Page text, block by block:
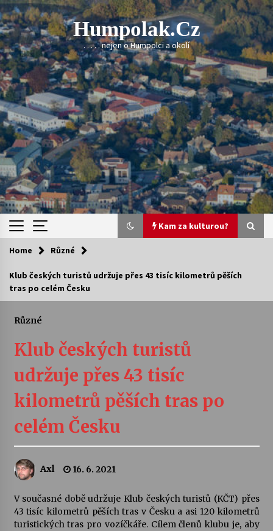
Skip
to
content
Humpolak.cz
. . . . . nejen o Humpolci a okolí
Kam za kulturou?
Kam za kulturou?
Vernisáž výstavy Josefíny Duškové: Stávám se
kapkou
30. 7. 2026
Veselí muzikanti
30. 7. 2026
šedesátka: 28. 7.–1. 8. 2026
Letní koncerty ve Stromovce: Kolchoz a
Jenakaši
Home Různé
Klub českých turistů udržuje přes 43 tisíc kilometrů pěších
tras po celém Česku
Různé
Klub českých turistů
udržuje přes 43 tisíc
kilometrů pěších tras po
celém Česku
Axl 16. 6. 2021
V současné době udržuje Klub českých turistů (KČT) přes
43 tisíc kilometrů pěších tras v Česku a asi 120 kilometrů
turistických tras pro vozíčkáře. Cílem členů klubu je, aby